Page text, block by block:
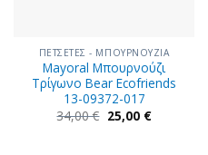
ΠΕΤΣΕΤΕΣ - ΜΠΟΥΡΝΟΥΖΙΑ
Mayoral Μπουρνούζι
Τρίγωνο Bear Ecofriends
13-09372-017
34,00€ Original
price
25,00 €Η
τρέχουσα